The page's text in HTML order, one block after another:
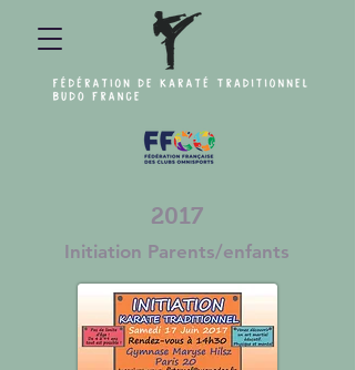
2017
Initiation Parents/enfants